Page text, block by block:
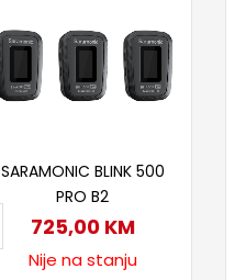
SARAMONIC BLINK 500
PRO B2
725,00 KM
Nije na stanju